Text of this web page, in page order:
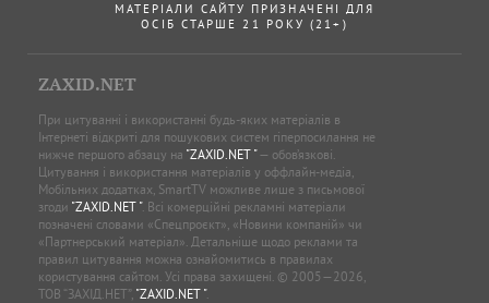
МАТЕРІАЛИ САЙТУ ПРИЗНАЧЕНІ ДЛЯ
ОСІБ СТАРШЕ 21 РОКУ (21+)
ZAXID.NET
При цитуванні і використанні будь-яких матеріалів в
Інтернеті відкриті для пошукових систем гіперпосилання не
нижче першого абзацу на "ZAXID.NET "— обов’язкові.
Цитування і використання матеріалів у оффлайн-медіа,
Мобільних додатках, SmartTV можливе лише з письмової
згоди "ZAXID.NET ". Всі комерційні рекламні матеріали
позначені словами «Спецпроєкт», «Новини компаній» чи
«Партнерський матеріал». Детальніше щодо реклами та
правил цитування можна ознайомитись в правилах
користування сайтом. Усі права захищені. © 2005—2026,
ТОВ “ЗАХІД.НЕТ”, "ZAXID.NET ".